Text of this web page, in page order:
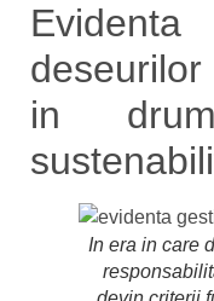
in
In era in care